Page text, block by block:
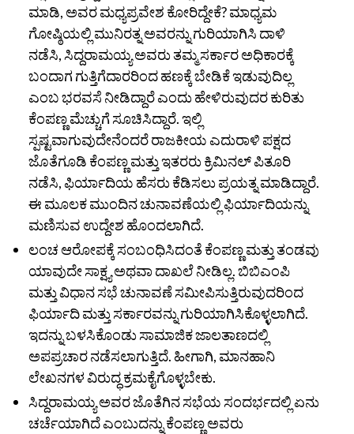
ಮಾಡಿ, ಅವರ ಮಧ್ಯಪ್ರವೇಶ ಕೋರಿದ್ದೇಕೆ? ಮಾಧ್ಯಮ
ಗೋಷ್ಠಿಯಲ್ಲಿ ಮುನಿರತ್ನ ಅವರನ್ನು ಗುರಿಯಾಗಿಸಿ ದಾಳಿ
ನಡೆಸಿ, ಸಿದ್ದರಾಮಯ್ಯ ಅವರು ತಮ್ಮ ಸರ್ಕಾರ ಅಧಿಕಾರಕ್ಕೆ
ಬಂದಾಗ ಗುತ್ತಿಗೆದಾರರಿಂದ ಹಣಕ್ಕೆ ಬೇಡಿಕೆ ಇಡುವುದಿಲ್ಲ
ಎಂಬ ಭರವಸೆ ನೀಡಿದ್ದಾರೆ ಎಂದು ಹೇಳಿರುವುದರ ಕುರಿತು
ಕೆಂಪಣ್ಣ ಮೆಚ್ಚುಗೆ ಸೂಚಿಸಿದ್ದಾರೆ. ಇಲ್ಲಿ
ಸ್ಪಷ್ಟವಾಗುವುದೇನೆಂದರೆ ರಾಜಕೀಯ ಎದುರಾಳಿ ಪಕ್ಷದ
ಜೊತೆಗೂಡಿ ಕೆಂಪಣ್ಣ ಮತ್ತು ಇತರರು ಕ್ರಿಮಿನಲ್‌ ಪಿತೂರಿ
ನಡೆಸಿ, ಫಿರ್ಯಾದಿಯ ಹೆಸರು ಕೆಡಿಸಲು ಪ್ರಯತ್ನ ಮಾಡಿದ್ದಾರೆ.
ಈ ಮೂಲಕ ಮುಂದಿನ ಚುನಾವಣೆಯಲ್ಲಿ ಫಿರ್ಯಾದಿಯನ್ನು
ಮಣಿಸುವ ಉದ್ದೇಶ ಹೊಂದಲಾಗಿದೆ.
ಲಂಚ ಆರೋಪಕ್ಕೆ ಸಂಬಂಧಿಸಿದಂತೆ ಕೆಂಪಣ್ಣ ಮತ್ತು ತಂಡವು
ಯಾವುದೇ ಸಾಕ್ಷ್ಯ ಅಥವಾ ದಾಖಲೆ ನೀಡಿಲ್ಲ. ಬಿಬಿಎಂಪಿ
ಮತ್ತು ವಿಧಾನ ಸಭೆ ಚುನಾವಣೆ ಸಮೀಪಿಸುತ್ತಿರುವುದರಿಂದ
ಫಿರ್ಯಾದಿ ಮತ್ತು ಸರ್ಕಾರವನ್ನು ಗುರಿಯಾಗಿಸಿಕೊಳ್ಳಲಾಗಿದೆ.
ಇದನ್ನು ಬಳಸಿಕೊಂಡು ಸಾಮಾಜಿಕ ಜಾಲತಾಣದಲ್ಲಿ
ಅಪಪ್ರಚಾರ ನಡೆಸಲಾಗುತ್ತಿದೆ. ಹೀಗಾಗಿ, ಮಾನಹಾನಿ
ಲೇಖನಗಳ ವಿರುದ್ಧ ಕ್ರಮಕೈಗೊಳ್ಳಬೇಕು.
ಸಿದ್ದರಾಮಯ್ಯ ಅವರ ಜೊತೆಗಿನ ಸಭೆಯ ಸಂದರ್ಭದಲ್ಲಿ ಏನು
ಚರ್ಚೆಯಾಗಿದೆ ಎಂಬುದನ್ನು ಕೆಂಪಣ್ಣ ಅವರು